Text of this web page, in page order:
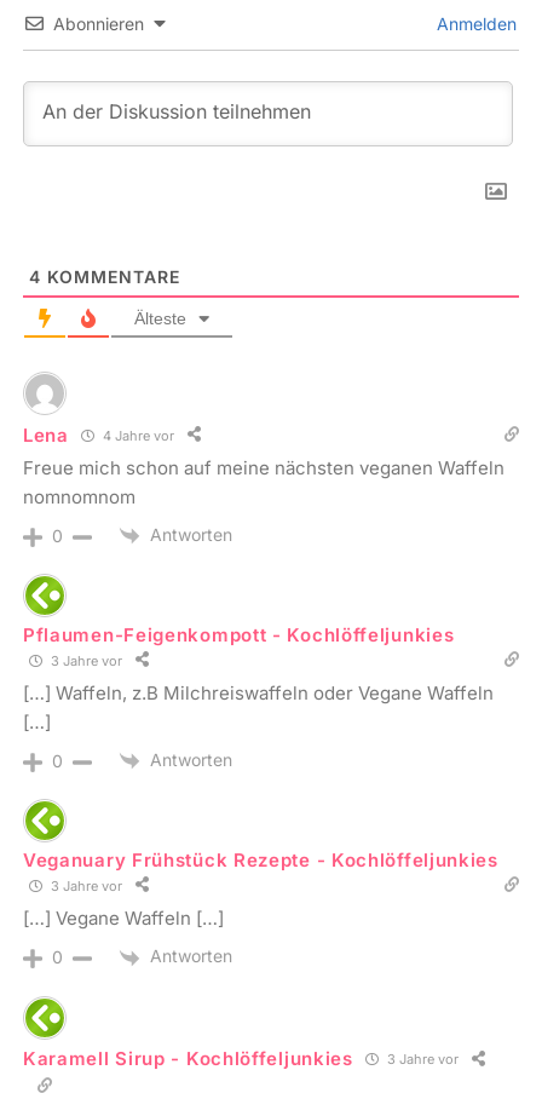
Abonnieren Anmelden
4 KOMMENTARE
Älteste
Lena 4 Jahre vor
Freue mich schon auf meine nächsten veganen Waffeln
nomnomnom
0 Antworten
Pflaumen-Feigenkompott - Kochlöffeljunkies
3 Jahre vor
[…] Waffeln, z.B Milchreiswaffeln oder Vegane Waffeln
[…]
0 Antworten
Veganuary Frühstück Rezepte - Kochlöffeljunkies
3 Jahre vor
[…] Vegane Waffeln […]
0 Antworten
Karamell Sirup - Kochlöffeljunkies 3 Jahre vor